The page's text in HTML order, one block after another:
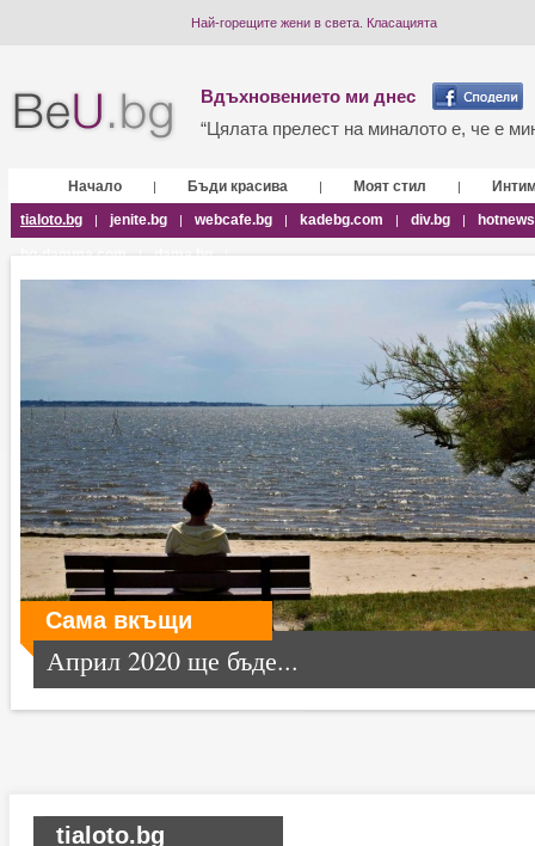
Най-горещите жени в света. Класацията
Вдъхновението ми днес
“Цялата прелест на миналото е, че е
Начало | Бъди красива | Моят стил |
tialoto.bg
| jenite.bg | webcafe.bg | kadebg.com | div.bg |
Сама вкъщи
Април 2020 ще бъде...
tialoto.bg